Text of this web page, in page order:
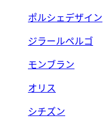
ポルシェデザイン
ジラールペルゴ
モンブラン
オリス
シチズン